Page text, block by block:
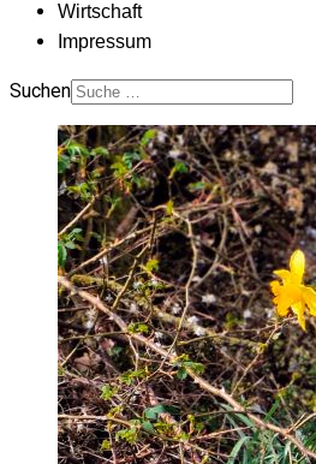
Wirtschaft
Impressum
Suchen